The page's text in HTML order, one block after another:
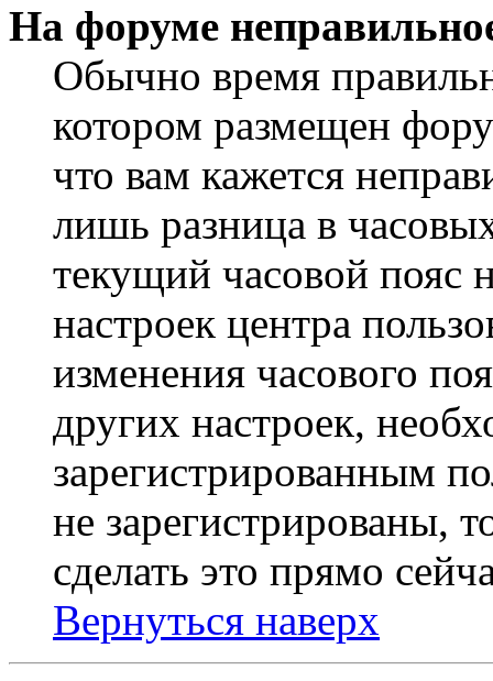
На форуме
Обычно время
котором размещен
что вам кажется
лишь разница в
текущий часовой пояс
настроек центра
изменения часового
других настроек,
зарегистрированным
не зарегистрированы,
сделать это прямо
Вернуться наверх